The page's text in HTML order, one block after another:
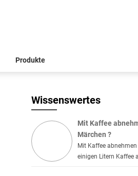
Produkte
Wissenswertes
Mit Kaffee
Märchen ?
Mit Kaffee
einigen Litern Kaffee